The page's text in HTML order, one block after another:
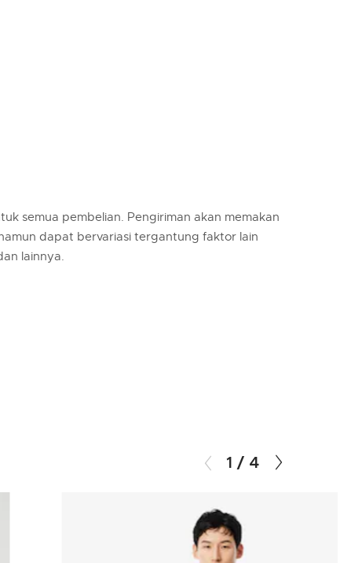
semua pembelian. Pengiriman akan memakan
dapat bervariasi tergantung faktor lain
lainnya.
1 / 4